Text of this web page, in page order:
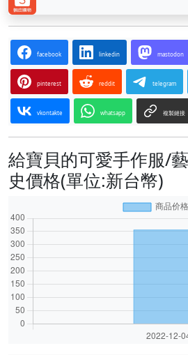
facebook linkedin mastodon
pinterest reddit telegram
vkontakte whatsapp 複製鏈接
給寶貝的可愛手作服/
史價格(單位:新台幣)